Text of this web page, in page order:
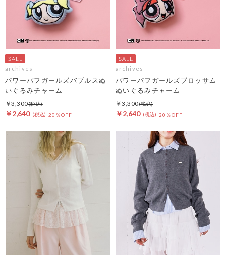
archives
パワーパフガールズバブルスぬ
いぐるみチャーム
￥2,640 20％OFF
￥3,300
archives
パワーパフガールズブロッサム
ぬいぐるみチャーム
￥2,640 20％OFF
￥3,300